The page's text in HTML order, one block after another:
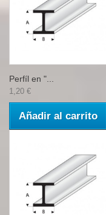
Perfíl en "...
1,20 €
Añadir al carrito